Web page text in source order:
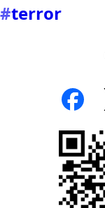
#terror